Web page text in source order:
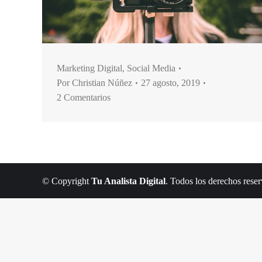
Marketing Digital, Social Media
PorChristian Núñez
27 agosto, 2019
2 Comentarios
© Copyright Tu Analista Digital. Todos los derechos